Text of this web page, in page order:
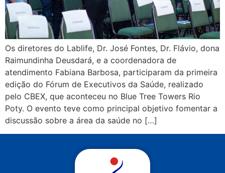
Os diretores do Lablife, Dr. José Fontes, Dr. Flávio, dona
Raimundinha Deusdará, e a coordenadora de
atendimento Fabiana Barbosa, participaram da primeira
edição do Fórum de Executivos da Saúde, realizado
pelo CBEX, que aconteceu no Blue Tree Towers Rio
Poty. O evento teve como principal objetivo fomentar a
discussão sobre a área da saúde no […]